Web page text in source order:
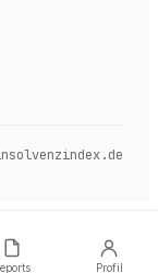
Profil